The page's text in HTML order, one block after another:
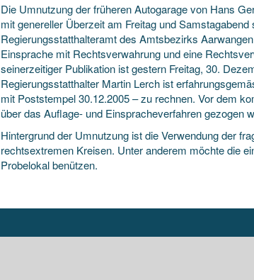
Die Umnutzung der früheren Autogarage von Hans
mit genereller Überzeit am Freitag und
Regierungsstatthalteramt des Amtsbezirks
Einsprache mit Rechtsverwahrung und eine
seinerzeitiger Publikation ist gestern Freitag, 30.
Regierungsstatthalter Martin Lerch ist
mit Poststempel 30.12.2005 – zu rechnen. Vor dem
über das Auflage- und Einspracheverfahren gezogen
Hintergrund der Umnutzung ist die Verwendung der
rechtsextremen Kreisen. Unter anderem möchte die
Probelokal benützen.